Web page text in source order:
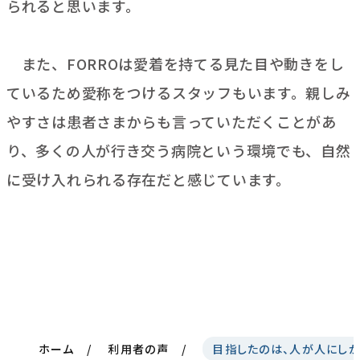
られると思います。
また、FORROは愛着を持てる見た目や動きをし
ているため愛称をつけるスタッフもいます。親しみ
やすさは患者さまからも言っていただくことがあ
り、多くの人が行き交う病院という環境でも、自然
に受け入れられる存在だと感じています。
ホーム 利用者の声 目指したのは、人が人にし